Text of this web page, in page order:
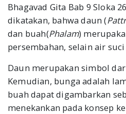
Bhagavad Gita Bab 9 Sloka
dikatakan, bahwa daun (
dan buah(Phalam)
persembahan, selain air
Daun merupakan simbol
Kemudian, bunga adalah
buah dapat digambarkan
menekankan pada konsep